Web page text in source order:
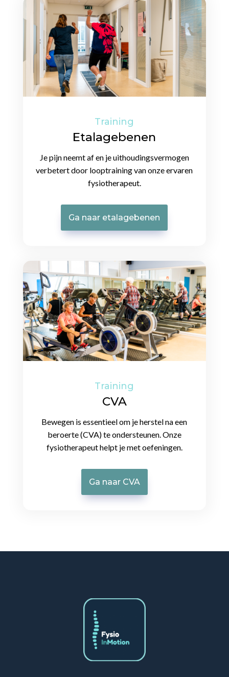
Training
Etalagebenen
Je pijn neemt af en je uithoudingsvermogen
verbetert door looptraining van onze ervaren
fysiotherapeut.
Ga naar etalagebenen
Training
CVA
Bewegen is essentieel om je herstel na een
beroerte (CVA) te ondersteunen. Onze
fysiotherapeut helpt je met oefeningen.
Ga naar CVA